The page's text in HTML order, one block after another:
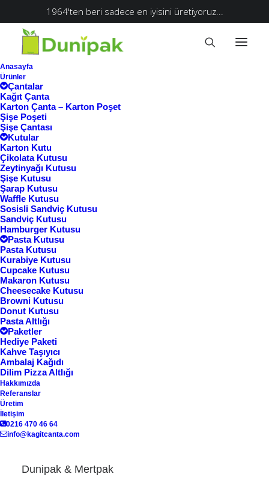
1964'ten beri sadece en iyisini üretiyoruz...
Anasayfa
Ürünler
Çantalar
Kağıt Çanta
Karton Çanta – Karton Poşet
Şişe Poşeti
Şişe Çantası
Kutular
Karton Kutu
Çikolata Kutusu
Zeytinyağı Kutusu
Şişe Kutusu
Şarap Kutusu
Waffle Kutusu
Sosisli Sandviç Kutusu
Sandviç Kutusu
Hamburger Kutusu
Pasta Kutusu
Pasta Kutusu
Kurabiye Kutusu
Cupcake Kutusu
Makaron Kutusu
Cheesecake Kutusu
Browni Kutusu
Donut Kutusu
Pasta Altlığı
Paketler
Hediye Paketi
Kahve Taşıyıcı
Ambalaj Kağıdı
Dilim Pizza Altlığı
Hakkımızda
Referanslar
Üretim
İletişim
0216 470 46 64
info@kagitcanta.com
Dunipak & Mertpak
Ana Sayfa
Ürünler “logo baskılı pizza altlığı” olarak
etiketlendi
logo baskılı pizza altlığı